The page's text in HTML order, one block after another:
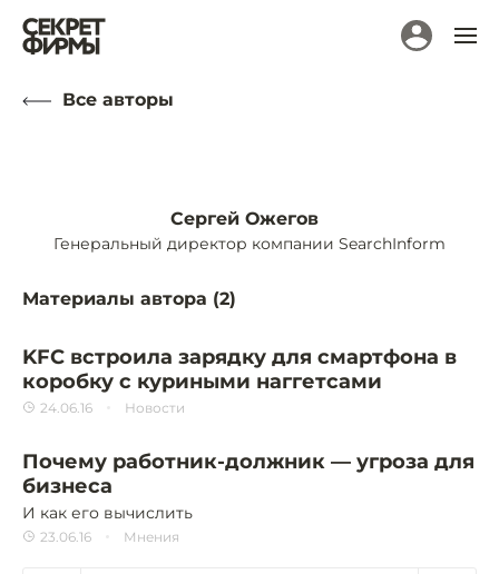
Все авторы
Сергей Ожегов
Генеральный директор компании SearchInform
Материалы автора (2)
KFC встроила зарядку для смартфона в
коробку с куриными наггетсами
24.06.16 Новости
Почему работник-должник — угроза для
бизнеса
И как его вычислить
23.06.16 Мнения